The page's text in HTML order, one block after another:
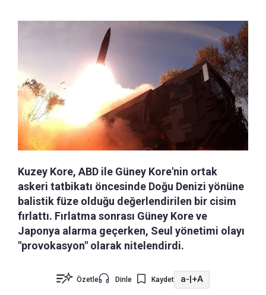
Kuzey Kore, ABD ile Güney Kore'nin ortak
askeri tatbikatı öncesinde Doğu Denizi yönüne
balistik füze olduğu değerlendirilen bir cisim
fırlattı. Fırlatma sonrası Güney Kore ve
Japonya alarma geçerken, Seul yönetimi olayı
"provokasyon" olarak nitelendirdi.
Özetle Dinle Kaydet a-|+A